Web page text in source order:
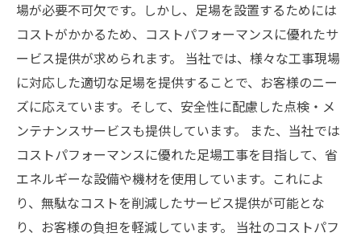
場が必要不可欠です。しかし、足場を設置するためには
コストがかかるため、コストパフォーマンスに優れたサ
ービス提供が求められます。 当社では、様々な工事現場
に対応した適切な足場を提供することで、お客様のニー
ズに応えています。そして、安全性に配慮した点検・メ
ンテナンスサービスも提供しています。 また、当社では
コストパフォーマンスに優れた足場工事を目指して、省
エネルギーな設備や機材を使用しています。これによ
り、無駄なコストを削減したサービス提供が可能とな
り、お客様の負担を軽減しています。 当社のコストパフ